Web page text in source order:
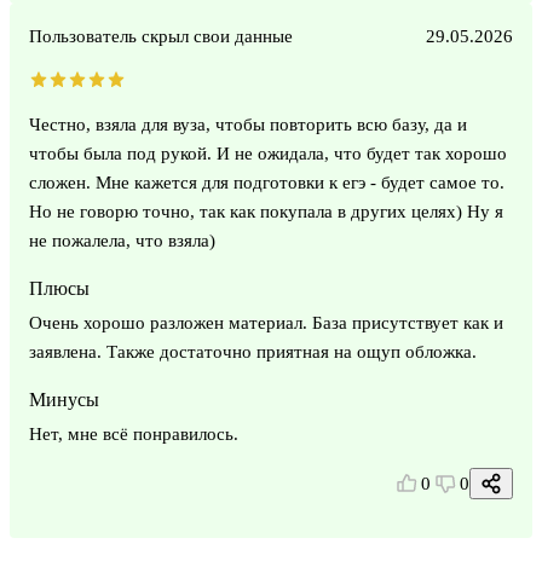
Пользователь скрыл свои данные 29.05.2026
Честно, взяла для вуза, чтобы повторить всю базу, да и
чтобы была под рукой. И не ожидала, что будет так хорошо
сложен. Мне кажется для подготовки к егэ - будет самое то.
Но не говорю точно, так как покупала в других целях) Ну я
не пожалела, что взяла)
Плюсы
Очень хорошо разложен материал. База присутствует как и
заявлена. Также достаточно приятная на ощуп обложка.
Минусы
Нет, мне всё понравилось.
0 0